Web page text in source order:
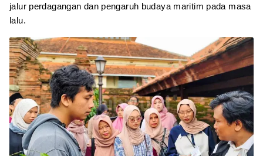
jalur perdagangan dan pengaruh budaya maritim pada masa
lalu.